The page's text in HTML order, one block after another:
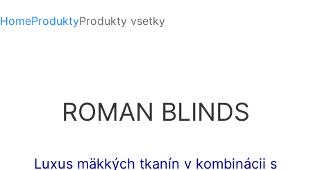
HomeProduktyProdukty vsetky
ROMAN BLINDS
Luxus mäkkých tkanín v kombinácii s